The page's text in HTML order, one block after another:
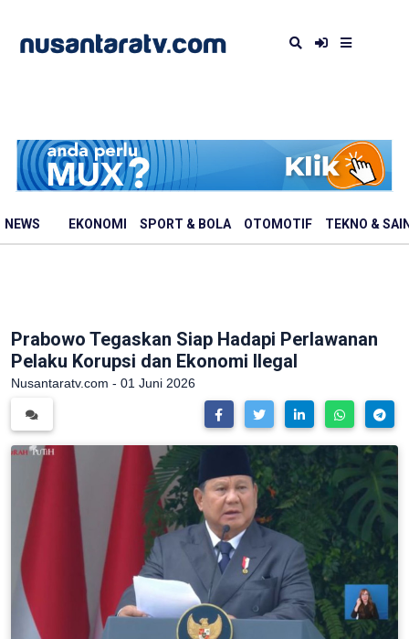
NEWS EKONOMI SPORT & BOLA OTOMOTIF TEKNO &
Prabowo Tegaskan Siap Hadapi Perlawanan
Pelaku Korupsi dan Ekonomi Ilegal
Nusantaratv.com - 01 Juni 2026